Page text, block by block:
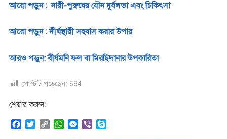
আরো পড়ুন : নারী-পুরুষের যৌন দুর্বলতা এবং চিকিৎসা
আরো পড়ুন : দীর্ঘস্থায়ী সহবাস করার উপায়
আরও পড়ুন: বীর্যমনি ফল বা মিরছিদানার উপকারিতা
পোস্টটি পড়েছেন: 664
শেয়ার করুন:
W
M
V